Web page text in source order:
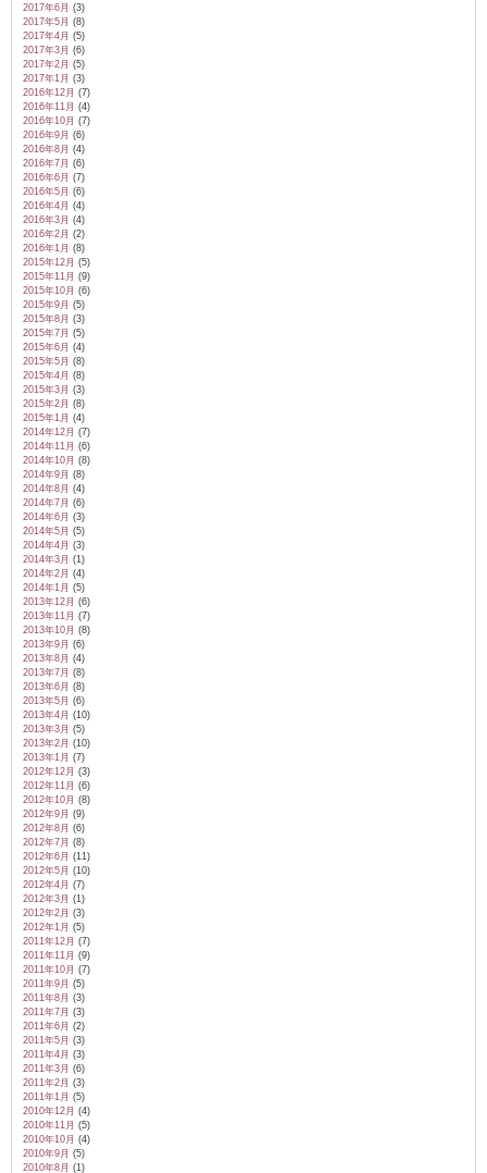
2017年6月 (3)
2017年5月 (8)
2017年4月 (5)
2017年3月 (6)
2017年2月 (5)
2017年1月 (3)
2016年12月 (7)
2016年11月 (4)
2016年10月 (7)
2016年9月 (6)
2016年8月 (4)
2016年7月 (6)
2016年6月 (7)
2016年5月 (6)
2016年4月 (4)
2016年3月 (4)
2016年2月 (2)
2016年1月 (8)
2015年12月 (5)
2015年11月 (9)
2015年10月 (6)
2015年9月 (5)
2015年8月 (3)
2015年7月 (5)
2015年6月 (4)
2015年5月 (8)
2015年4月 (8)
2015年3月 (3)
2015年2月 (8)
2015年1月 (4)
2014年12月 (7)
2014年11月 (6)
2014年10月 (8)
2014年9月 (8)
2014年8月 (4)
2014年7月 (6)
2014年6月 (3)
2014年5月 (5)
2014年4月 (3)
2014年3月 (1)
2014年2月 (4)
2014年1月 (5)
2013年12月 (6)
2013年11月 (7)
2013年10月 (8)
2013年9月 (6)
2013年8月 (4)
2013年7月 (8)
2013年6月 (8)
2013年5月 (6)
2013年4月 (10)
2013年3月 (5)
2013年2月 (10)
2013年1月 (7)
2012年12月 (3)
2012年11月 (6)
2012年10月 (8)
2012年9月 (9)
2012年8月 (6)
2012年7月 (8)
2012年6月 (11)
2012年5月 (10)
2012年4月 (7)
2012年3月 (1)
2012年2月 (3)
2012年1月 (5)
2011年12月 (7)
2011年11月 (9)
2011年10月 (7)
2011年9月 (5)
2011年8月 (3)
2011年7月 (3)
2011年6月 (2)
2011年5月 (3)
2011年4月 (3)
2011年3月 (6)
2011年2月 (3)
2011年1月 (5)
2010年12月 (4)
2010年11月 (5)
2010年10月 (4)
2010年9月 (5)
2010年8月 (1)